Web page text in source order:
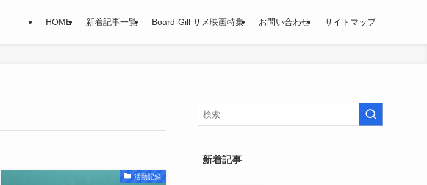
HOME 新着記事一覧 Board-Gill サメ映画特集 お問い合わせ サイトマップ
活動記録
新着記事